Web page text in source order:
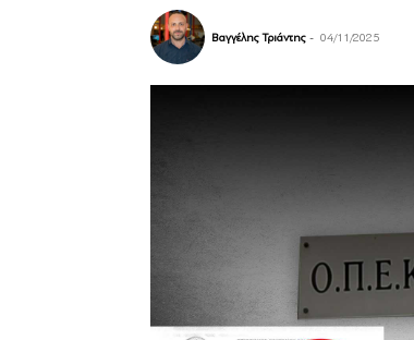
Βαγγέλης Τριάντης - 04/11/2025